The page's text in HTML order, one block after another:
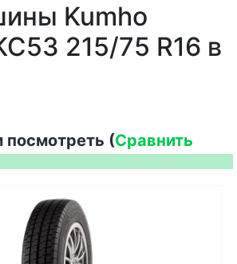
Kumho
215/75 R16 в
(Сравнить